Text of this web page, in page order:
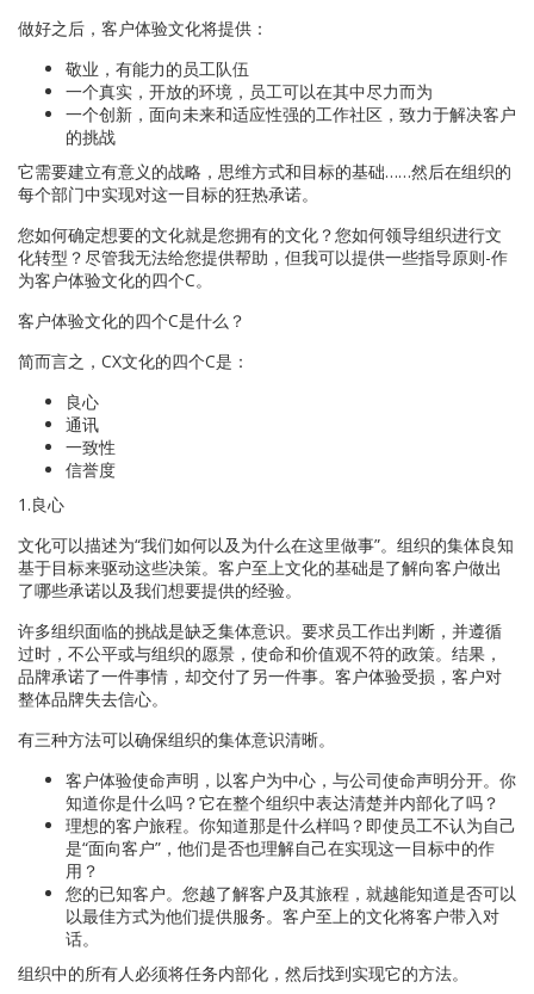
做好之后，客户体验文化将提供：
敬业，有能力的员工队伍
一个真实，开放的环境，员工可以在其中尽力而为
一个创新，面向未来和适应性强的工作社区，致力于解决客户
的挑战
它需要建立有意义的战略，思维方式和目标的基础……然后在组织的
每个部门中实现对这一目标的狂热承诺。
您如何确定想要的文化就是您拥有的文化？您如何领导组织进行文
化转型？尽管我无法给您提供帮助，但我可以提供一些指导原则-作
为客户体验文化的四个C。
客户体验文化的四个C是什么？
简而言之，CX文化的四个C是：
良心
通讯
一致性
信誉度
1.良心
文化可以描述为“我们如何以及为什么在这里做事”。组织的集体良知
基于目标来驱动这些决策。客户至上文化的基础是了解向客户做出
了哪些承诺以及我们想要提供的经验。
许多组织面临的挑战是缺乏集体意识。要求员工作出判断，并遵循
过时，不公平或与组织的愿景，使命和价值观不符的政策。结果，
品牌承诺了一件事情，却交付了另一件事。客户体验受损，客户对
整体品牌失去信心。
有三种方法可以确保组织的集体意识清晰。
客户体验使命声明，以客户为中心，与公司使命声明分开。你
知道你是什么吗？它在整个组织中表达清楚并内部化了吗？
理想的客户旅程。你知道那是什么样吗？即使员工不认为自己
是“面向客户”，他们是否也理解自己在实现这一目标中的作
用？
您的已知客户。您越了解客户及其旅程，就越能知道是否可以
以最佳方式为他们提供服务。客户至上的文化将客户带入对
话。
组织中的所有人必须将任务内部化，然后找到实现它的方法。